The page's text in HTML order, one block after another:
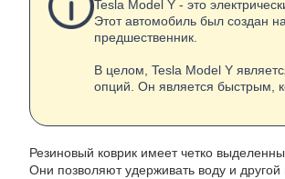
Tesla Model Y - это
Этот автомобиль был создан
предшественник.
В целом, Tesla Model Y
опций. Он является быстрым,
Резиновый коврик имеет четко
Они позволяют удерживать воду и